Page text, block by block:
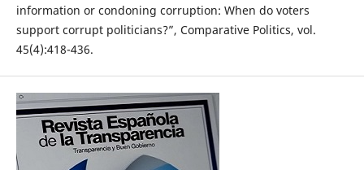
information or condoning corruption: When do voters
support corrupt politicians?”, Comparative Politics, vol.
45(4):418-436.